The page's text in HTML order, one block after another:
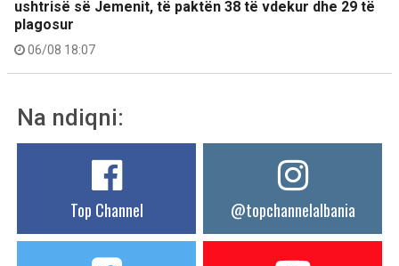
ushtrisë së Jemenit, të paktën 38 të vdekur dhe 29 të
plagosur
06/08 18:07
Na ndiqni:
Top Channel @topchannelalbania